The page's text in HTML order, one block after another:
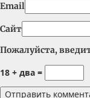
Email
Сайт
Пожалуйста,
18 + два =